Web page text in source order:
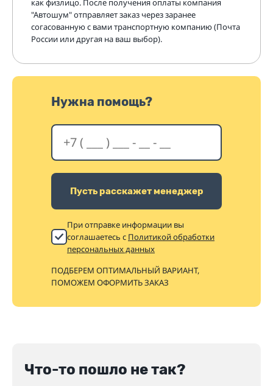
как физлицо. После получения оплаты компания
"Автошум" отправляет заказ через заранее
согасованную с вами транспортную компанию (Почта
России или другая на ваш выбор).
Нужна помощь?
Пусть расскажет менеджер
При отправке информации вы
соглашаетесь с Политикой обработки
персональных данных
ПОДБЕРЕМ ОПТИМАЛЬНЫЙ ВАРИАНТ,
ПОМОЖЕМ ОФОРМИТЬ ЗАКАЗ
Что-то пошло не так?